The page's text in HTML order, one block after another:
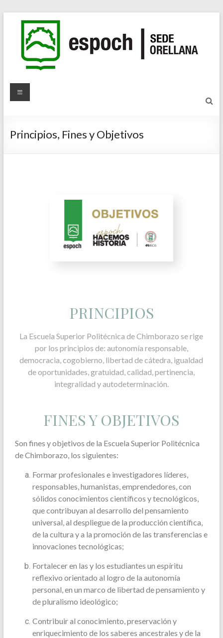
Principios, Fines y Objetivos
PRINCIPIOS
La Escuela Superior Politécnica de Chimborazo se rige
por los principios de: autonomía responsable,
democracia, cogobierno, libertad de cátedra, igualdad
de oportunidades, gratuidad, calidad, pertinencia,
integralidad y autodeterminación.
FINES Y OBJETIVOS
Son fines y objetivos de la Escuela Superior Politécnica
de Chimborazo, los siguientes:
Formar profesionales e investigadores líderes,
responsables, humanistas, emprendedores, con
sólidos conocimientos científicos y tecnológicos,
que contribuyan al desarrollo del pensamiento
universal, al despliegue de la producción científica,
de la cultura y a la promoción de las transferencias e
innovaciones tecnológicas;
Fortalecer en las y los estudiantes un espíritu
reflexivo orientado al logro de la autonomía
personal, en un marco de libertad de pensamiento y
de pluralismo ideológico;
Contribuir al conocimiento, preservación y
enriquecimiento de los saberes ancestrales y de la